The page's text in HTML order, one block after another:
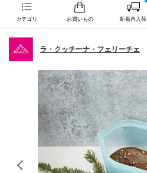
カテゴリ お買いもの 新着再入荷
ラ・クッチーナ・フェリーチェ